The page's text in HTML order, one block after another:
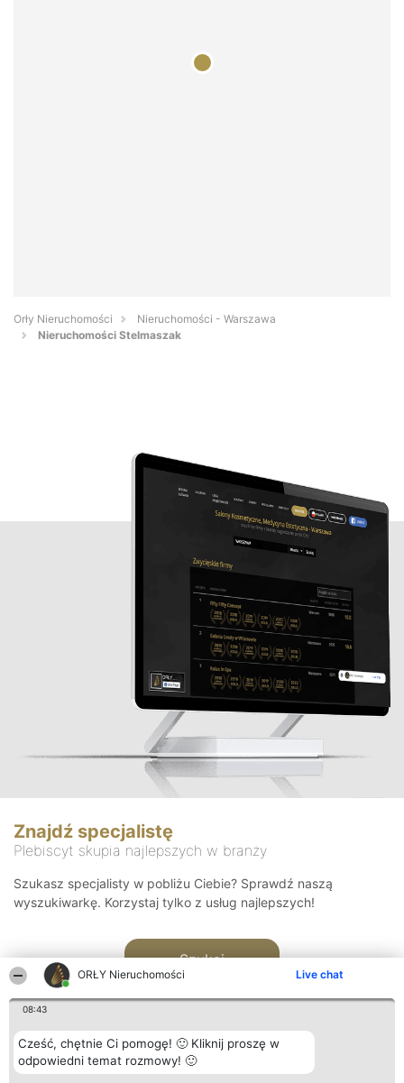
ORŁY Nieruchomości Live chat
08:43
Cześć, chętnie Ci pomogę! 🙂 Kliknij proszę w
odpowiedni temat rozmowy! 🙂
Orły Nieruchomości
Nieruchomości - Warszawa
Nieruchomości Stelmaszak
Znajdź specjalistę
Plebiscyt skupia najlepszych w branży
Szukasz specjalisty w pobliżu Ciebie? Sprawdź naszą
wyszukiwarkę. Korzystaj tylko z usług najlepszych!
Szukaj